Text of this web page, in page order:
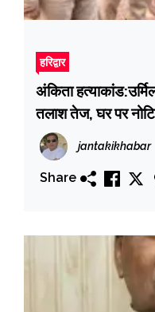
हरिद्वार
अंकिता
तलाश तेज, घर पर
jantakikhabar
Share